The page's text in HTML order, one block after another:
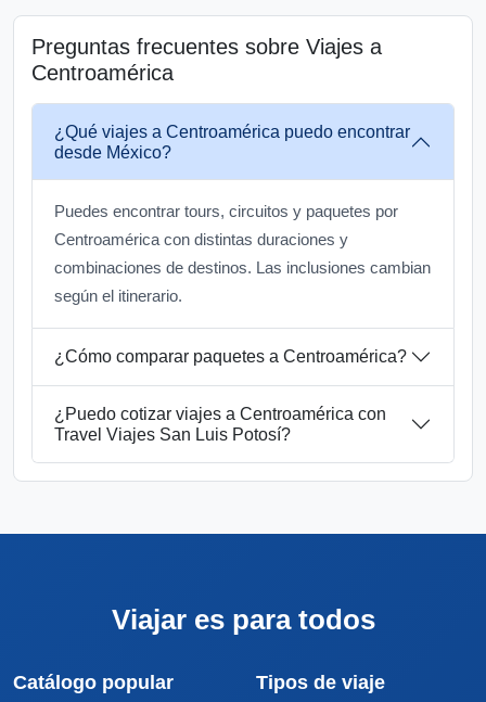
Preguntas frecuentes sobre Viajes a
Centroamérica
¿Qué viajes a Centroamérica puedo encontrar
desde México?
Puedes encontrar tours, circuitos y paquetes por
Centroamérica con distintas duraciones y
combinaciones de destinos. Las inclusiones cambian
según el itinerario.
¿Cómo comparar paquetes a Centroamérica?
¿Puedo cotizar viajes a Centroamérica con
Travel Viajes San Luis Potosí?
Viajar es para todos
Catálogo popular Tipos de viaje